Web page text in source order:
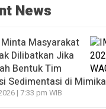
News
Masyarakat
Dilibatkan Jika
Bentuk Tim
Sedimentasi di Mimika
| 7:33 pm WIB